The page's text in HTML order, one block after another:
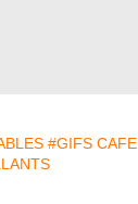
#GIFS CAFE